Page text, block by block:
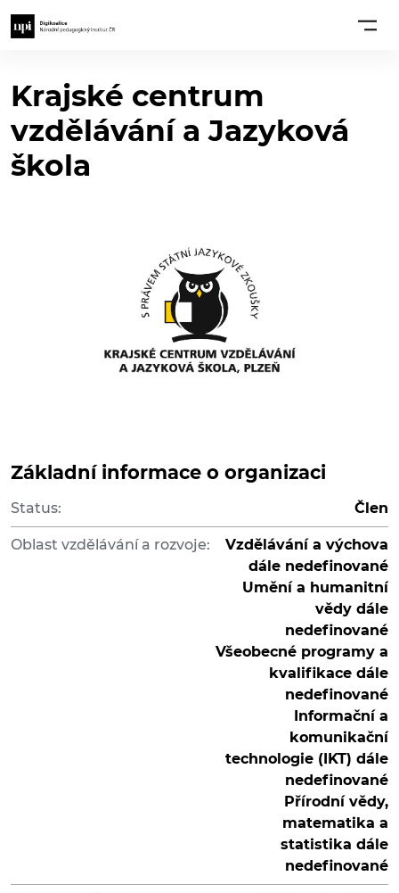
Krajské centrum
vzdělávání a Jazyková
škola
Základní informace o organizaci
Status: Člen
Oblast vzdělávání a rozvoje:
Vzdělávání a výchova
dále nedefinované
Umění a humanitní
vědy dále
nedefinované
Všeobecné programy a
kvalifikace dále
nedefinované
Informační a
komunikační
technologie (IKT) dále
nedefinované
Přírodní vědy,
matematika a
statistika dále
nedefinované